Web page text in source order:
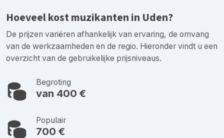
Hoeveel kost muzikanten in Uden?
De prijzen variëren afhankelijk van ervaring, de omvang
van de werkzaamheden en de regio. Hieronder vindt u een
overzicht van de gebruikelijke prijsniveaus.
Begroting
van 400 €
Populair
700 €